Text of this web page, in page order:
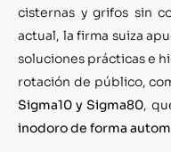
cisternas y grifos sin
actual, la firma suiza
soluciones prácticas e
rotación de público,
Sigma10 y Sigma80,
inodoro de forma